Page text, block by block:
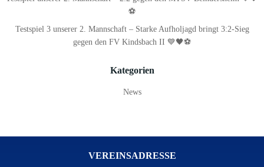
⚽
Testspiel 3 unserer 2. Mannschaft – Starke Aufholjagd bringt 3:2-Sieg
gegen den FV Kindsbach II 💙🖤⚽
Kategorien
News
VEREINSADRESSE